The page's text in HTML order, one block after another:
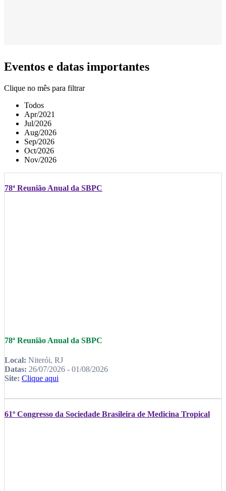
Eventos e datas importantes
Clique no mês para filtrar
Todos
Apr/2021
Jul/2026
Aug/2026
Sep/2026
Oct/2026
Nov/2026
78ª Reunião Anual da SBPC
78ª Reunião Anual da SBPC
Local: Niterói, RJ
Datas: 26/07/2026 - 01/08/2026
Site: Clique aqui
61º Congresso da Sociedade Brasileira de Medicina Tropical